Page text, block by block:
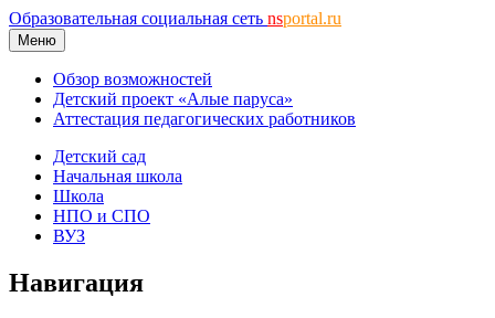
Образовательная социальная сеть nsportal.ru
Меню
Обзор возможностей
Детский проект «Алые паруса»
Аттестация педагогических работников
Детский сад
Начальная школа
Школа
НПО и СПО
ВУЗ
Навигация